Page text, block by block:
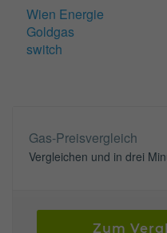
Wien Energie
Goldgas
switch
Gas-Preisvergleich
Vergleichen und in drei
Zum